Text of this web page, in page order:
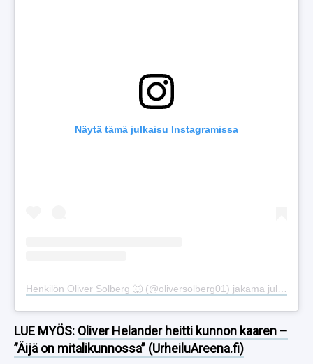
Näytä tämä julkaisu Instagramissa
LUE MYÖS: Oliver Helander heitti kunnon kaaren –
”Äijä on mitalikunnossa” (UrheiluAreena.fi)